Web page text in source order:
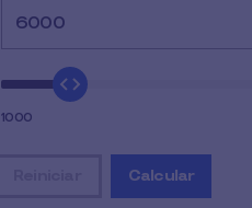
1000
restablecer todos los
Calcularmostrar el